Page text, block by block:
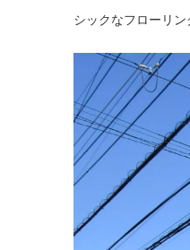
シックなフローリ